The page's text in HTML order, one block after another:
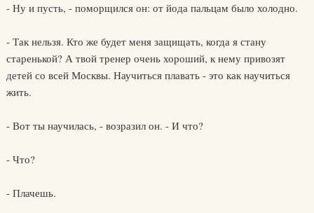
- Ну и пусть, - поморщился он: от йода пальцам было холодно.
- Так нельзя. Кто же будет меня защищать, когда я стану
старенькой? А твой тренер очень хороший, к нему привозят
детей со всей Москвы. Научиться плавать - это как научиться
жить.
- Вот ты научилась, - возразил он. - И что?
- Что?
- Плачешь.